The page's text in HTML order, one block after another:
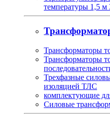
температуры 1,5 м
Трансформаторы
Трансформаторы
Трехфазные
изоляцией ТЛС
комплектующие
Силовые